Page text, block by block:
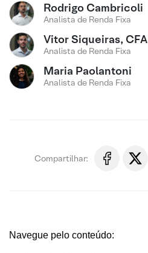
Rodrigo Cambricoli
Analista de Renda Fixa
Vitor Siqueiras, CFA
Analista de Renda Fixa
Maria Paolantoni
Analista de Renda Fixa
Compartilhar:
Navegue pelo conteúdo: